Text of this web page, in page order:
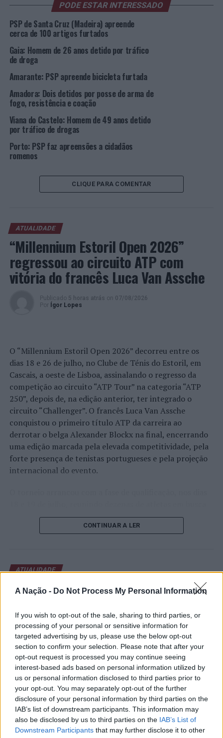
A Nação - Do Not Process My Personal Information
If you wish to opt-out of the sale, sharing to third parties, or
processing of your personal or sensitive information for
targeted advertising by us, please use the below opt-out
section to confirm your selection. Please note that after your
opt-out request is processed you may continue seeing
interest-based ads based on personal information utilized by
us or personal information disclosed to third parties prior to
your opt-out. You may separately opt-out of the further
disclosure of your personal information by third parties on the
IAB’s list of downstream participants. This information may
also be disclosed by us to third parties on the IAB’s List of
Downstream Participants that may further disclose it to other
prestaram, em vários processos, o seu interesse em agir
judicialmente contra os suspeitos, aliado à eficaz recolha
de provas e inquirições de todos os envolvidos, foi
do Ministério Público”, sublinha a PSP.
Os detidos foram apresentados no Tribunal Judicial do
Funchal no dia 05 e 06 de maio, tendo sido ordenado o
cumprimento de prisão preventiva no Estabelecimento
ulteriores termos do processo, e o outro ficou com
Termo de Identidade e Residência.
Foto: DR.
TÓPICOS RELACIONADOS:
CÂMARA DE LOBOS
CRIMINALIDADE
DESTAQUE PSP
Braga: Três detidos por furto em estabelecimentos
comerciais e posse de droga
NÃO PERCA
Barcelos: Nos 60 anos de existência, Museu mostra
Olarias de Portugal
PODE ESTAR INTERESSADO
PSP de Santa Cruz (Madeira) apreende
cerca de 100 artigos furtados
Gaia: Homem de 26 anos detido por tráfico
de droga
Amarante: PSP apreende bicicleta furtada
Amadora: Dois detidos por posse de arma de
fogo, resistência e coação
Viana do Castelo: Homem de 49 anos detido
por tráfico de drogas
Porto: PSP faz apreensões a cidadãos
romenos
CLIQUE PARA COMENTAR
ATUALIDADE
“Millennium Estoril Open 2026”
regressou ao circuito ATP com
vitória do francês Luca Van Assche
Publicado 5 horas atrás on 07/08/2026
Por
Ígor Lopes
O “Millennium Estoril Open 2026” decorreu entre os
dias 18 e 26 de julho, no Clube de Ténis do Estoril, em
Cascais, a oeste de Lisboa, assinalando o regresso da
competição ao circuito “ATP Tour” na categoria “ATP
250”, depois de, na edição anterior, ter integrado o
circuito “Challenger”. O francês Luca Van Assche
conquistou o primeiro título ATP da carreira ao
derrotar o belga Alexander Blockx na final, encerrando
uma edição marcada pela elevada competitividade, pela
forte presença de tenistas portugueses e pela projeção
internacional do evento.
de um lugar no quadro principal. A cerimónia de
abertura contou com a presença do presidente da
início de uma competição que voltou a colocar o
concelho no centro do calendário internacional do
ténis.
como Casper Ruud (Noruega), Alejandro Davidovich
Fokina (Espanha) e Matteo Arnaldi (Itália), a prova
apresentou um quadro competitivo de elevado nível,
liderado pelo russo Andrey Rublev, primeiro cabeça de
série, pelo italiano Luciano Darderi, pelo chileno
Alejandro Tabilo e pelo belga Alexander Blockx.
Um dos momentos mais aguardados da semana foi
também o regresso do suíço Stan Wawrinka ao Estoril,
integrado na digressão de despedida do antigo vencedor
de três torneios do Grand Slam.
CONTINUAR A LER
ATUALIDADE
Castelo Branco: “Bienal
promete afirmar artesanato,
património e inovação como
“motores de desenvolvimento
económico e cultural” do município
português
Publicado 12 horas atrás on 07/08/2026
Por Ígor Lopes